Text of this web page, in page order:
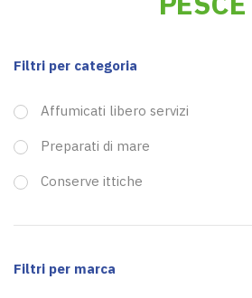
Filtri per categoria
Affumicati libero servizi
Preparati di mare
Conserve ittiche
Filtri per marca